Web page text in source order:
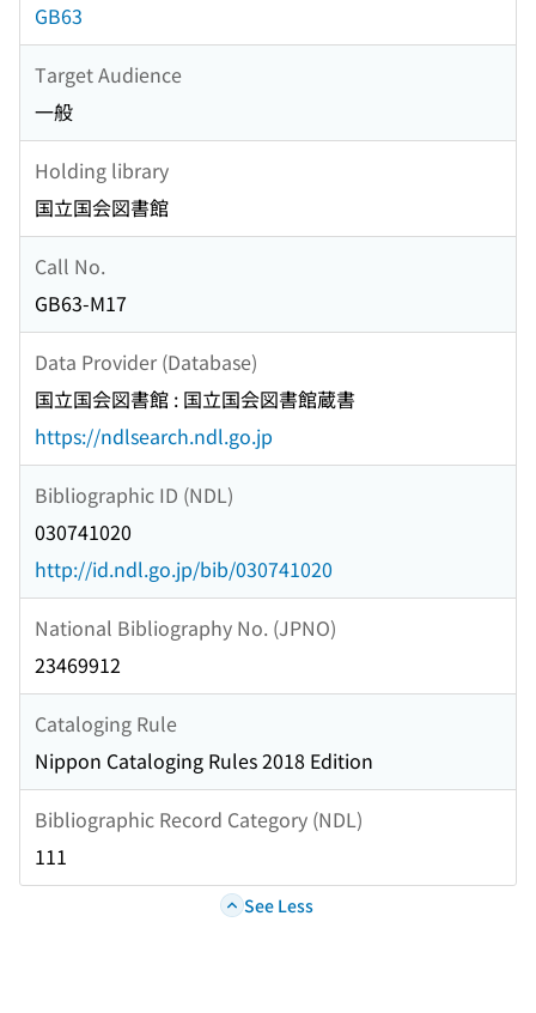
GB63
Target Audience
一般
Holding library
国立国会図書館
Call No.
GB63-M17
Data Provider (Database)
国立国会図書館 : 国立国会図書館蔵書
https://ndlsearch.ndl.go.jp
Bibliographic ID (NDL)
030741020
http://id.ndl.go.jp/bib/030741020
National Bibliography No. (JPNO)
23469912
Cataloging Rule
Nippon Cataloging Rules 2018 Edition
Bibliographic Record Category (NDL)
111
See Less